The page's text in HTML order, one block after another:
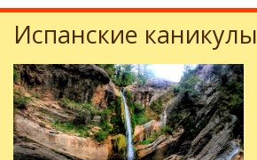
Испанские каникулы